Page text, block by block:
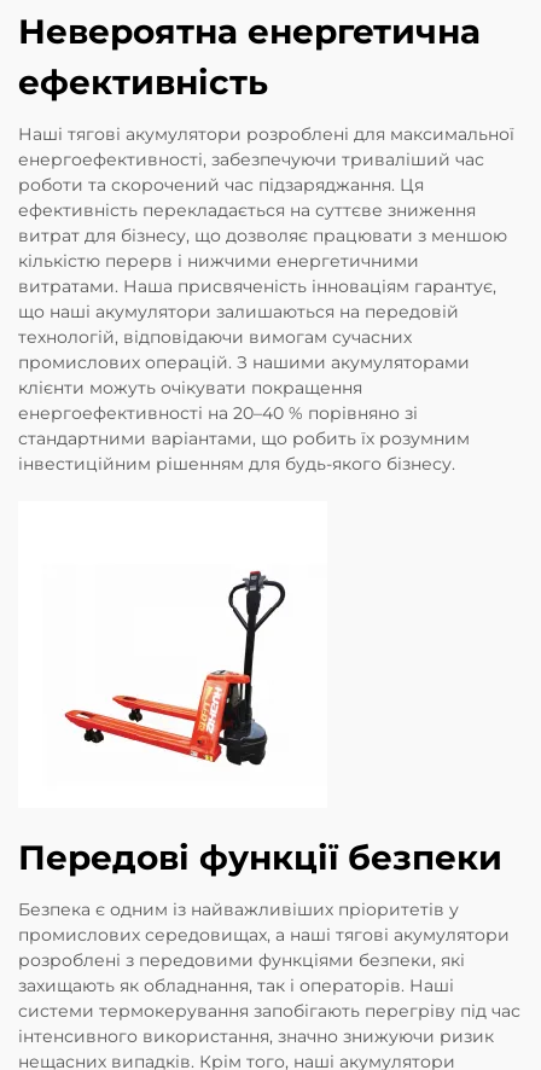
Невероятна енергетична
ефективність
Наші тягові акумулятори розроблені для максимальної
енергоефективності, забезпечуючи триваліший час
роботи та скорочений час підзаряджання. Ця
ефективність перекладається на суттєве зниження
витрат для бізнесу, що дозволяє працювати з меншою
кількістю перерв і нижчими енергетичними
витратами. Наша присвяченість інноваціям гарантує,
що наші акумулятори залишаються на передовій
технологій, відповідаючи вимогам сучасних
промислових операцій. З нашими акумуляторами
клієнти можуть очікувати покращення
енергоефективності на 20–40 % порівняно зі
стандартними варіантами, що робить їх розумним
інвестиційним рішенням для будь-якого бізнесу.
Передові функції безпеки
Безпека є одним із найважливіших пріоритетів у
промислових середовищах, а наші тягові акумулятори
розроблені з передовими функціями безпеки, які
захищають як обладнання, так і операторів. Наші
системи термокерування запобігають перегріву під час
інтенсивного використання, значно знижуючи ризик
нещасних випадків. Крім того, наші акумулятори